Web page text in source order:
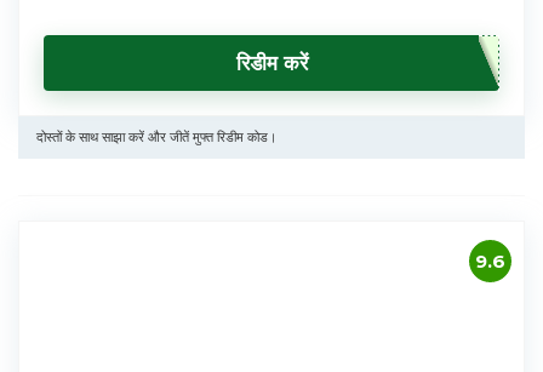
रिडीम करें
दोस्तों के साथ साझा करें और जीतें मुफ्त रिडीम कोड।
9.6